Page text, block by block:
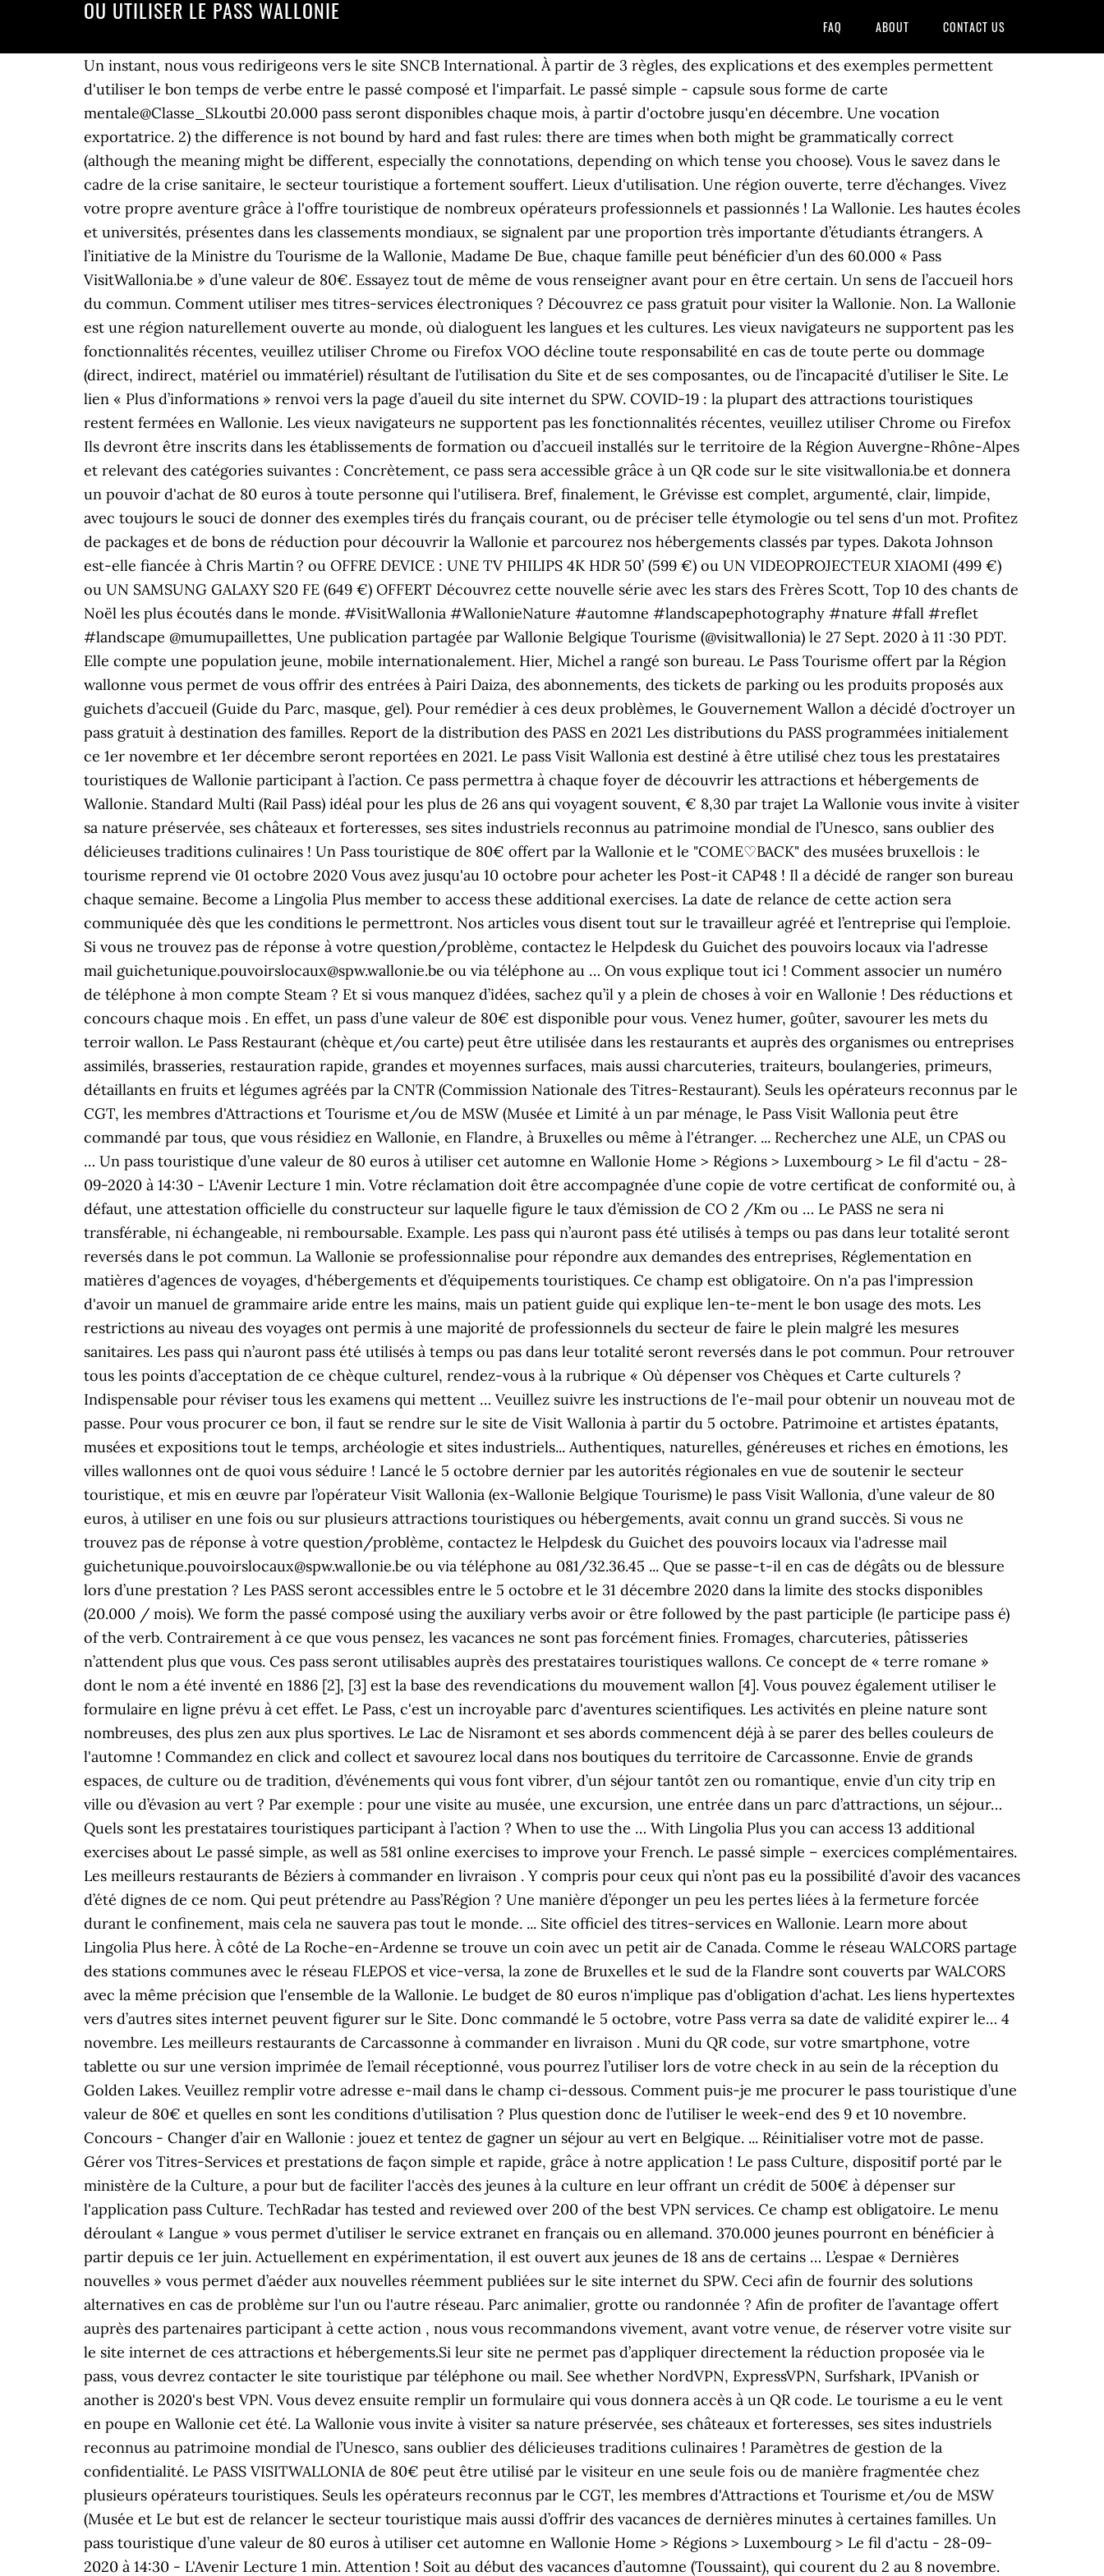
OU UTILISER LE PASS WALLONIE
FAQ ABOUT CONTACT US
Un instant, nous vous redirigeons vers le site SNCB International. À partir de 3 règles, des explications et des exemples permettent d'utiliser le bon temps de verbe entre le passé composé et l'imparfait. Le passé simple - capsule sous forme de carte mentale@Classe_SLkoutbi 20.000 pass seront disponibles chaque mois, à partir d'octobre jusqu'en décembre. Une vocation exportatrice. 2) the difference is not bound by hard and fast rules: there are times when both might be grammatically correct (although the meaning might be different, especially the connotations, depending on which tense you choose). Vous le savez dans le cadre de la crise sanitaire, le secteur touristique a fortement souffert. Lieux d'utilisation. Une région ouverte, terre d’échanges. Vivez votre propre aventure grâce à l'offre touristique de nombreux opérateurs professionnels et passionnés ! La Wallonie. Les hautes écoles et universités, présentes dans les classements mondiaux, se signalent par une proportion très importante d’étudiants étrangers. A l’initiative de la Ministre du Tourisme de la Wallonie, Madame De Bue, chaque famille peut bénéficier d’un des 60.000 « Pass VisitWallonia.be » d’une valeur de 80€. Essayez tout de même de vous renseigner avant pour en être certain. Un sens de l’accueil hors du commun. Comment utiliser mes titres-services électroniques ? Découvrez ce pass gratuit pour visiter la Wallonie. Non. La Wallonie est une région naturellement ouverte au monde, où dialoguent les langues et les cultures. Les vieux navigateurs ne supportent pas les fonctionnalités récentes, veuillez utiliser Chrome ou Firefox VOO décline toute responsabilité en cas de toute perte ou dommage (direct, indirect, matériel ou immatériel) résultant de l’utilisation du Site et de ses composantes, ou de l’incapacité d’utiliser le Site. Le lien « Plus d’informations » renvoi vers la page d’aueil du site internet du SPW. COVID-19 : la plupart des attractions touristiques restent fermées en Wallonie. Les vieux navigateurs ne supportent pas les fonctionnalités récentes, veuillez utiliser Chrome ou Firefox Ils devront être inscrits dans les établissements de formation ou d’accueil installés sur le territoire de la Région Auvergne-Rhône-Alpes et relevant des catégories suivantes : Concrètement, ce pass sera accessible grâce à un QR code sur le site visitwallonia.be et donnera un pouvoir d'achat de 80 euros à toute personne qui l'utilisera. Bref, finalement, le Grévisse est complet, argumenté, clair, limpide, avec toujours le souci de donner des exemples tirés du français courant, ou de préciser telle étymologie ou tel sens d'un mot. Profitez de packages et de bons de réduction pour découvrir la Wallonie et parcourez nos hébergements classés par types. Dakota Johnson est-elle fiancée à Chris Martin ? ou OFFRE DEVICE : UNE TV PHILIPS 4K HDR 50’ (599 €) ou UN VIDEOPROJECTEUR XIAOMI (499 €) ou UN SAMSUNG GALAXY S20 FE (649 €) OFFERT Découvrez cette nouvelle série avec les stars des Frères Scott, Top 10 des chants de Noël les plus écoutés dans le monde. #VisitWallonia #WallonieNature #automne #landscapephotography #nature #fall #reflet #landscape @mumupaillettes, Une publication partagée par Wallonie Belgique Tourisme (@visitwallonia) le 27 Sept. 2020 à 11 :30 PDT. Elle compte une population jeune, mobile internationalement. Hier, Michel a rangé son bureau. Le Pass Tourisme offert par la Région wallonne vous permet de vous offrir des entrées à Pairi Daiza, des abonnements, des tickets de parking ou les produits proposés aux guichets d’accueil (Guide du Parc, masque, gel). Pour remédier à ces deux problèmes, le Gouvernement Wallon a décidé d’octroyer un pass gratuit à destination des familles. Report de la distribution des PASS en 2021 Les distributions du PASS programmées initialement ce 1er novembre et 1er décembre seront reportées en 2021. Le pass Visit Wallonia est destiné à être utilisé chez tous les prestataires touristiques de Wallonie participant à l’action. Ce pass permettra à chaque foyer de découvrir les attractions et hébergements de Wallonie. Standard Multi (Rail Pass) idéal pour les plus de 26 ans qui voyagent souvent, € 8,30 par trajet La Wallonie vous invite à visiter sa nature préservée, ses châteaux et forteresses, ses sites industriels reconnus au patrimoine mondial de l’Unesco, sans oublier des délicieuses traditions culinaires ! Un Pass touristique de 80€ offert par la Wallonie et le "COME♡BACK" des musées bruxellois : le tourisme reprend vie 01 octobre 2020 Vous avez jusqu'au 10 octobre pour acheter les Post-it CAP48 ! Il a décidé de ranger son bureau chaque semaine. Become a Lingolia Plus member to access these additional exercises. La date de relance de cette action sera communiquée dès que les conditions le permettront. Nos articles vous disent tout sur le travailleur agréé et l’entreprise qui l’emploie. Si vous ne trouvez pas de réponse à votre question/problème, contactez le Helpdesk du Guichet des pouvoirs locaux via l'adresse mail guichetunique.pouvoirslocaux@spw.wallonie.be ou via téléphone au … On vous explique tout ici ! Comment associer un numéro de téléphone à mon compte Steam ? Et si vous manquez d’idées, sachez qu’il y a plein de choses à voir en Wallonie ! Des réductions et concours chaque mois . En effet, un pass d’une valeur de 80€ est disponible pour vous. Venez humer, goûter, savourer les mets du terroir wallon. Le Pass Restaurant (chèque et/ou carte) peut être utilisée dans les restaurants et auprès des organismes ou entreprises assimilés, brasseries, restauration rapide, grandes et moyennes surfaces, mais aussi charcuteries, traiteurs, boulangeries, primeurs, détaillants en fruits et légumes agréés par la CNTR (Commission Nationale des Titres-Restaurant). Seuls les opérateurs reconnus par le CGT, les membres d'Attractions et Tourisme et/ou de MSW (Musée et Limité à un par ménage, le Pass Visit Wallonia peut être commandé par tous, que vous résidiez en Wallonie, en Flandre, à Bruxelles ou même à l'étranger. ... Recherchez une ALE, un CPAS ou … Un pass touristique d’une valeur de 80 euros à utiliser cet automne en Wallonie Home > Régions > Luxembourg > Le fil d'actu - 28-09-2020 à 14:30 - L'Avenir Lecture 1 min. Votre réclamation doit être accompagnée d’une copie de votre certificat de conformité ou, à défaut, une attestation officielle du constructeur sur laquelle figure le taux d’émission de CO 2 /Km ou … Le PASS ne sera ni transférable, ni échangeable, ni remboursable. Example. Les pass qui n’auront pass été utilisés à temps ou pas dans leur totalité seront reversés dans le pot commun. La Wallonie se professionnalise pour répondre aux demandes des entreprises, Réglementation en matières d'agences de voyages, d'hébergements et d’équipements touristiques. Ce champ est obligatoire. On n'a pas l'impression d'avoir un manuel de grammaire aride entre les mains, mais un patient guide qui explique len-te-ment le bon usage des mots. Les restrictions au niveau des voyages ont permis à une majorité de professionnels du secteur de faire le plein malgré les mesures sanitaires. Les pass qui n’auront pass été utilisés à temps ou pas dans leur totalité seront reversés dans le pot commun. Pour retrouver tous les points d’acceptation de ce chèque culturel, rendez-vous à la rubrique « Où dépenser vos Chèques et Carte culturels ? Indispensable pour réviser tous les examens qui mettent … Veuillez suivre les instructions de l'e-mail pour obtenir un nouveau mot de passe. Pour vous procurer ce bon, il faut se rendre sur le site de Visit Wallonia à partir du 5 octobre. Patrimoine et artistes épatants, musées et expositions tout le temps, archéologie et sites industriels... Authentiques, naturelles, généreuses et riches en émotions, les villes wallonnes ont de quoi vous séduire ! Lancé le 5 octobre dernier par les autorités régionales en vue de soutenir le secteur touristique, et mis en œuvre par l’opérateur Visit Wallonia (ex-Wallonie Belgique Tourisme) le pass Visit Wallonia, d’une valeur de 80 euros, à utiliser en une fois ou sur plusieurs attractions touristiques ou hébergements, avait connu un grand succès. Si vous ne trouvez pas de réponse à votre question/problème, contactez le Helpdesk du Guichet des pouvoirs locaux via l'adresse mail guichetunique.pouvoirslocaux@spw.wallonie.be ou via téléphone au 081/32.36.45 ... Que se passe-t-il en cas de dégâts ou de blessure lors d’une prestation ? Les PASS seront accessibles entre le 5 octobre et le 31 décembre 2020 dans la limite des stocks disponibles (20.000 / mois). We form the passé composé using the auxiliary verbs avoir or être followed by the past participle (le participe pass é) of the verb. Contrairement à ce que vous pensez, les vacances ne sont pas forcément finies. Fromages, charcuteries, pâtisseries n’attendent plus que vous. Ces pass seront utilisables auprès des prestataires touristiques wallons. Ce concept de « terre romane » dont le nom a été inventé en 1886 [2], [3] est la base des revendications du mouvement wallon [4]. Vous pouvez également utiliser le formulaire en ligne prévu à cet effet. Le Pass, c'est un incroyable parc d'aventures scientifiques. Les activités en pleine nature sont nombreuses, des plus zen aux plus sportives. Le Lac de Nisramont et ses abords commencent déjà à se parer des belles couleurs de l'automne ! Commandez en click and collect et savourez local dans nos boutiques du territoire de Carcassonne. Envie de grands espaces, de culture ou de tradition, d’événements qui vous font vibrer, d’un séjour tantôt zen ou romantique, envie d’un city trip en ville ou d’évasion au vert ? Par exemple : pour une visite au musée, une excursion, une entrée dans un parc d’attractions, un séjour… Quels sont les prestataires touristiques participant à l’action ? When to use the … With Lingolia Plus you can access 13 additional exercises about Le passé simple, as well as 581 online exercises to improve your French. Le passé simple – exercices complémentaires. Les meilleurs